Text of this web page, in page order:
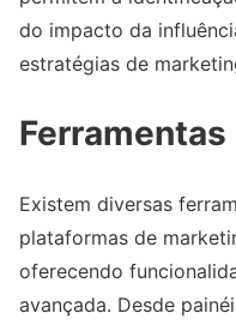
do impacto da
estratégias de
Existem diversas
plataformas de
oferecendo
avançada. Desde